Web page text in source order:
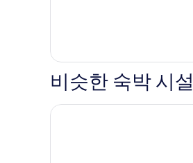
비슷한 숙박 시설
이천 스카이썬호텔